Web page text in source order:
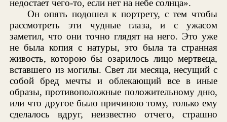
недостает чего-то, если нет на небе солнца».
Он опять подошел к портрету, с тем чтобы
рассмотреть эти чудные глаза, и с ужасом
заметил, что они точно глядят на него. Это уже
не была копия с натуры, это была та странная
живость, которою бы озарилось лицо мертвеца,
вставшего из могилы. Свет ли месяца, несущий с
собой бред мечты и облекающий все в иные
образы, противоположные положительному дню,
или что другое было причиною тому, только ему
сделалось вдруг, неизвестно отчего, страшно